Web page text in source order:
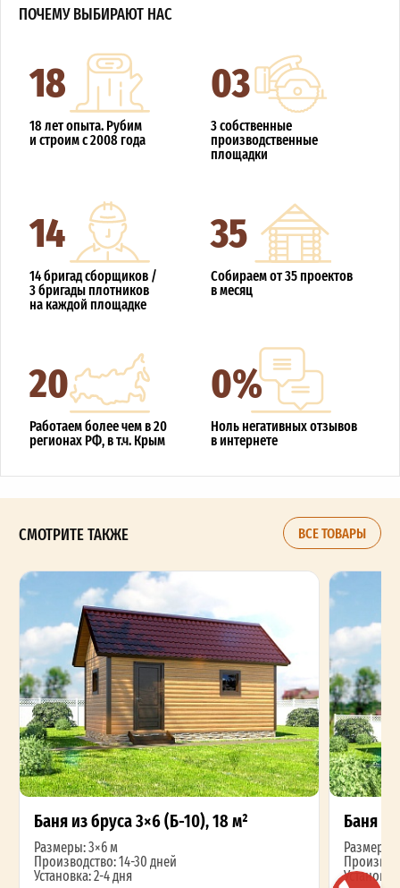
ПОЧЕМУ ВЫБИРАЮТ НАС
18
18 лет опыта. Рубим
и строим с 2008 года
03
3 собственные
производственные
площадки
14
14 бригад сборщиков /
3 бригады плотников
на каждой площадке
35
Собираем от 35 проектов
в месяц
20
Работаем более чем в 20
регионах РФ, в т.ч. Крым
0%
Ноль негативных отзывов
в интернете
СМОТРИТЕ ТАКЖЕ ВСЕ ТОВАРЫ
Баня из бруса 3×6 (Б-10), 18 м²
Размеры: 3×6 м
Производство: 14-30 дней
Установка: 2-4 дня
Баня
Размеры: